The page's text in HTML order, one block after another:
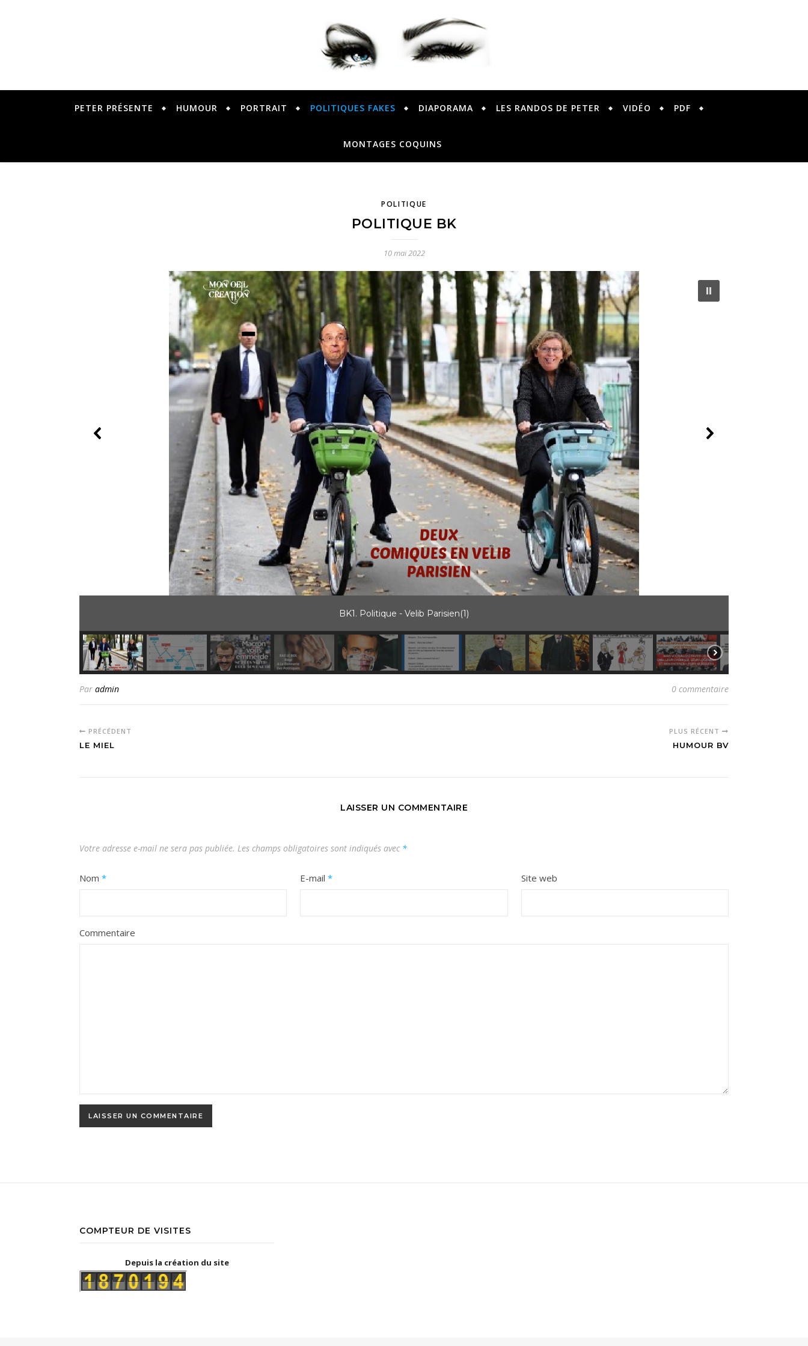
PETER PRESENTE
PETER PRÉSENTE HUMOUR PORTRAIT POLITIQUES FAKES DIAPORAMA LES RANDOS DE PETER VIDÉO PDF
MONTAGES COQUINS
POLITIQUE
POLITIQUE BK
10 mai 2022
BK1. Politique - Velib Parisien(1)
Par admin 0 commentaire
PRÉCÉDENT
LE MIEL
PLUS RÉCENT
HUMOUR BV
LAISSER UN COMMENTAIRE
Votre adresse e-mail ne sera pas publiée. Les champs obligatoires sont indiqués avec *
Nom * E-mail* Site web
Commentaire
COMPTEUR DE VISITES
Depuis la création du site